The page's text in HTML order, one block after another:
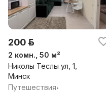
200 р.
2 комн., 50 м²
Николы Теслы ул, 1,
Минск
Путешествия•